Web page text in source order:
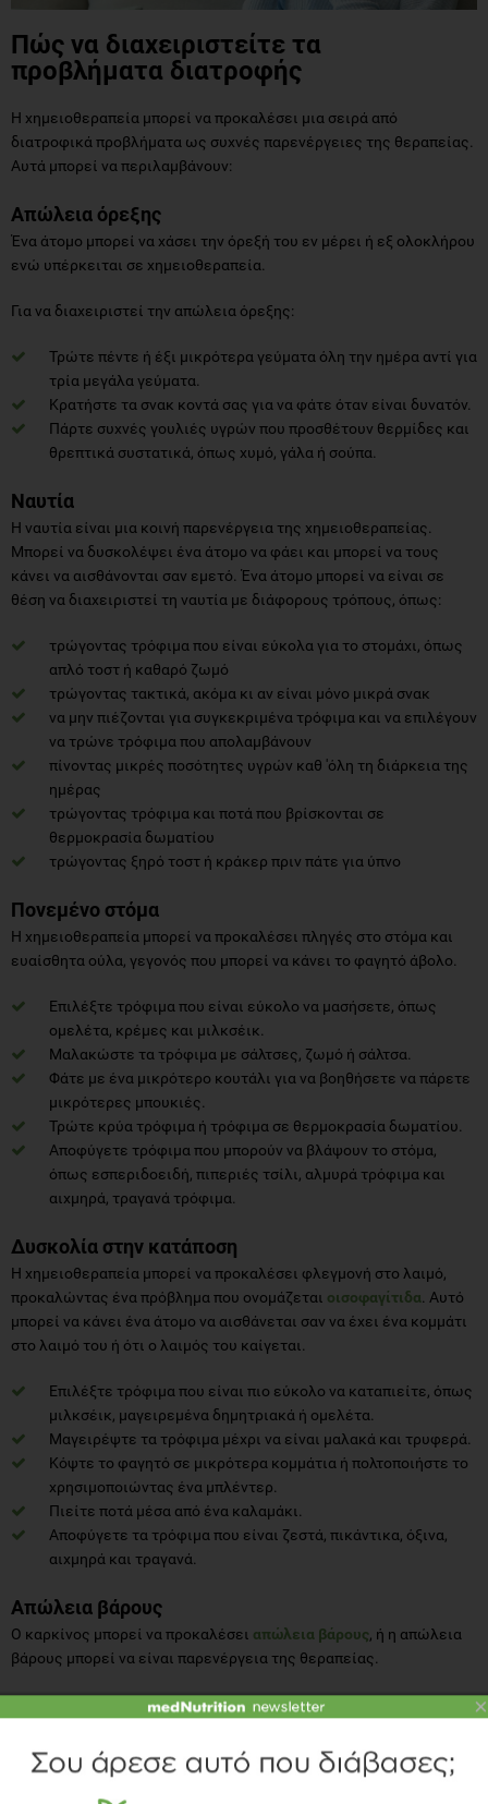
Πώς να διαχειριστείτε τα
προβλήματα διατροφής
Η χημειοθεραπεία μπορεί να προκαλέσει μια σειρά από
διατροφικά προβλήματα ως συχνές παρενέργειες της θεραπείας.
Αυτά μπορεί να περιλαμβάνουν:
Απώλεια όρεξης
Ένα άτομο μπορεί να χάσει την όρεξή του εν μέρει ή εξ ολοκλήρου
ενώ υπέρκειται σε χημειοθεραπεία.
Για να διαχειριστεί την απώλεια όρεξης:
Τρώτε πέντε ή έξι μικρότερα γεύματα όλη την ημέρα αντί για
τρία μεγάλα γεύματα.
Κρατήστε τα σνακ κοντά σας για να φάτε όταν είναι δυνατόν.
Πάρτε συχνές γουλιές υγρών που προσθέτουν θερμίδες και
θρεπτικά συστατικά, όπως χυμό, γάλα ή σούπα.
Ναυτία
Η ναυτία είναι μια κοινή παρενέργεια της χημειοθεραπείας.
Μπορεί να δυσκολέψει ένα άτομο να φάει και μπορεί να τους
κάνει να αισθάνονται σαν εμετό. Ένα άτομο μπορεί να είναι σε
θέση να διαχειριστεί τη ναυτία με διάφορους τρόπους, όπως:
τρώγοντας τρόφιμα που είναι εύκολα για το στομάχι, όπως
απλό τοστ ή καθαρό ζωμό
τρώγοντας τακτικά, ακόμα κι αν είναι μόνο μικρά σνακ
να μην πιέζονται για συγκεκριμένα τρόφιμα και να επιλέγουν
να τρώνε τρόφιμα που απολαμβάνουν
πίνοντας μικρές ποσότητες υγρών καθ 'όλη τη διάρκεια της
ημέρας
τρώγοντας τρόφιμα και ποτά που βρίσκονται σε
θερμοκρασία δωματίου
τρώγοντας ξηρό τοστ ή κράκερ πριν πάτε για ύπνο
Πονεμένο στόμα
Η χημειοθεραπεία μπορεί να προκαλέσει πληγές στο στόμα και
ευαίσθητα ούλα, γεγονός που μπορεί να κάνει το φαγητό άβολο.
Επιλέξτε τρόφιμα που είναι εύκολο να μασήσετε, όπως
ομελέτα, κρέμες και μιλκσέικ.
Μαλακώστε τα τρόφιμα με σάλτσες, ζωμό ή σάλτσα.
Φάτε με ένα μικρότερο κουτάλι για να βοηθήσετε να πάρετε
μικρότερες μπουκιές.
Τρώτε κρύα τρόφιμα ή τρόφιμα σε θερμοκρασία δωματίου.
Αποφύγετε τρόφιμα που μπορούν να βλάψουν το στόμα,
όπως εσπεριδοειδή, πιπεριές τσίλι, αλμυρά τρόφιμα και
αιχμηρά, τραγανά τρόφιμα.
Δυσκολία στην κατάποση
Η χημειοθεραπεία μπορεί να προκαλέσει φλεγμονή στο λαιμό,
προκαλώντας ένα πρόβλημα που ονομάζεται οισοφαγίτιδα . Αυτό
μπορεί να κάνει ένα άτομο να αισθάνεται σαν να έχει ένα κομμάτι
στο λαιμό του ή ότι ο λαιμός του καίγεται.
Επιλέξτε τρόφιμα που είναι πιο εύκολο να καταπιείτε, όπως
μιλκσέικ, μαγειρεμένα δημητριακά ή ομελέτα.
Μαγειρέψτε τα τρόφιμα μέχρι να είναι μαλακά και τρυφερά.
Κόψτε το φαγητό σε μικρότερα κομμάτια ή πολτοποιήστε το
χρησιμοποιώντας ένα μπλέντερ.
Πιείτε ποτά μέσα από ένα καλαμάκι.
Αποφύγετε τα τρόφιμα που είναι ζεστά, πικάντικα, όξινα,
αιχμηρά και τραγανά.
Απώλεια βάρους
Ο καρκίνος μπορεί να προκαλέσει απώλεια βάρους, ή η απώλεια
βάρους μπορεί να είναι παρενέργεια της θεραπείας.
Τρώτε σύμφωνα με ένα πρόγραμμα αντί να περιμένετε να
Τρώτε τρόφιμα με υψηλή περιεκτικότητα σε θερμίδες και
πρωτεΐνες.
Πίνετε μιλκσέικ, smoothies ή χυμούς.
×